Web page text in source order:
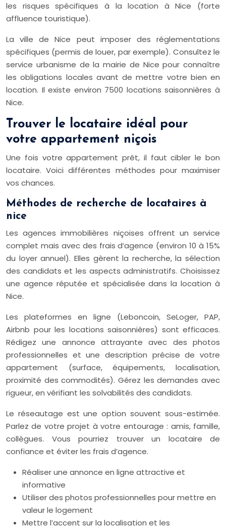
les risques spécifiques à la location à Nice (forte
affluence touristique).
La ville de Nice peut imposer des réglementations
spécifiques (permis de louer, par exemple). Consultez le
service urbanisme de la mairie de Nice pour connaître
les obligations locales avant de mettre votre bien en
location. Il existe environ 7500 locations saisonnières à
Nice.
Trouver le locataire idéal pour
votre appartement niçois
Une fois votre appartement prêt, il faut cibler le bon
locataire. Voici différentes méthodes pour maximiser
vos chances.
Méthodes de recherche de locataires à
nice
Les agences immobilières niçoises offrent un service
complet mais avec des frais d’agence (environ 10 à 15%
du loyer annuel). Elles gèrent la recherche, la sélection
des candidats et les aspects administratifs. Choisissez
une agence réputée et spécialisée dans la location à
Nice.
Les plateformes en ligne (Leboncoin, SeLoger, PAP,
Airbnb pour les locations saisonnières) sont efficaces.
Rédigez une annonce attrayante avec des photos
professionnelles et une description précise de votre
appartement (surface, équipements, localisation,
proximité des commodités). Gérez les demandes avec
rigueur, en vérifiant les solvabilités des candidats.
Le réseautage est une option souvent sous-estimée.
Parlez de votre projet à votre entourage : amis, famille,
collègues. Vous pourriez trouver un locataire de
confiance et éviter les frais d’agence.
Réaliser une annonce en ligne attractive et
informative
Utiliser des photos professionnelles pour mettre en
valeur le logement
Mettre l’accent sur la localisation et les